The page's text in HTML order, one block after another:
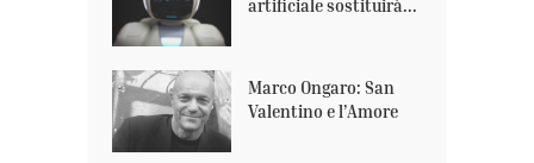
artificiale sostituirà...
Marco Ongaro: San
Valentino e l’Amore